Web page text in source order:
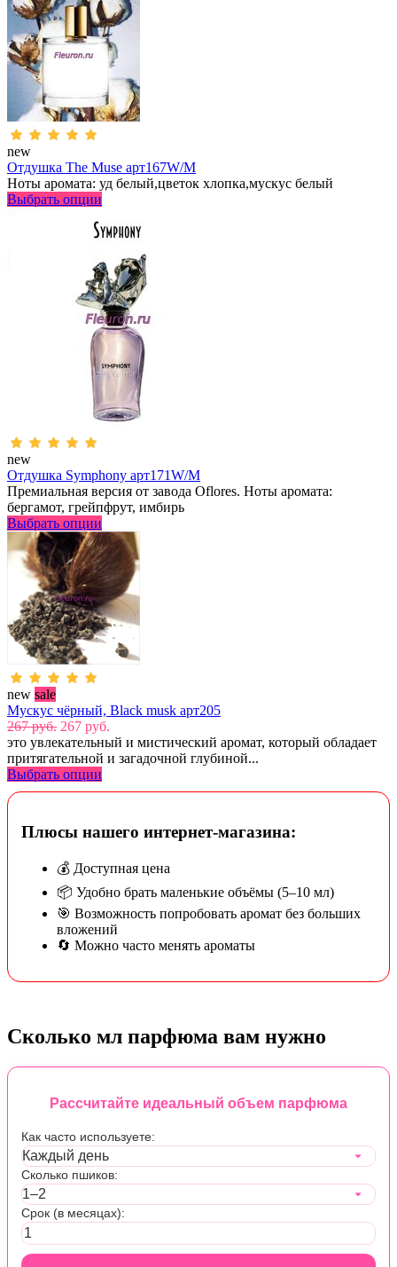
new
Отдушка The Muse арт167W/M
Ноты аромата: уд белый,цветок хлопка,мускус белый
Выбрать опции
new
Отдушка Symphony арт171W/M
Премиальная версия от завода Oflores. Ноты аромата:
бергамот, грейпфрут, имбирь
Выбрать опции
new sale
Мускус чёрный, Black musk арт205
267 руб. 267 руб.
это увлекательный и мистический аромат, который обладает
притягательной и загадочной глубиной...
Выбрать опции
Плюсы нашего интернет-магазина:
💰 Доступная цена
📦 Удобно брать маленькие объёмы (5–10 мл)
🎯 Возможность попробовать аромат без больших
вложений
🔄 Можно часто менять ароматы
Сколько мл парфюма вам нужно
Рассчитайте идеальный объем парфюма
Как часто используете:
Сколько пшиков:
Срок (в месяцах):